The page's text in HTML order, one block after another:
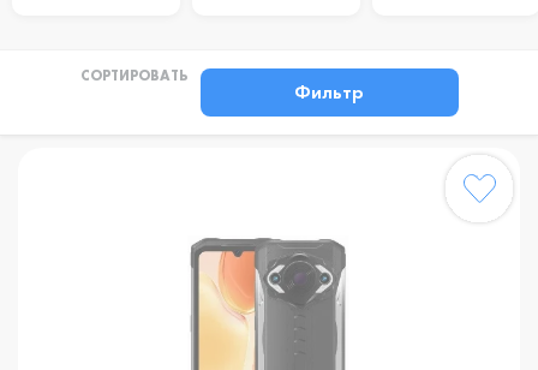
СОРТИРОВАТЬ
Фильтр